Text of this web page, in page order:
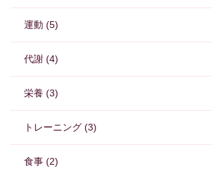
運動 (5)
代謝 (4)
栄養 (3)
トレーニング (3)
食事 (2)